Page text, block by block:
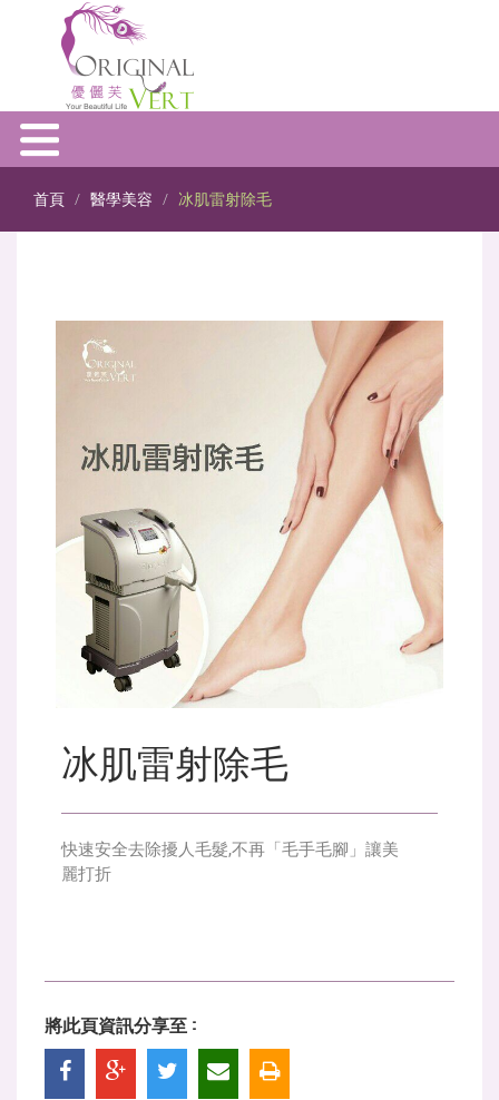
首頁 醫學美容 冰肌雷射除毛
冰肌雷射除毛
快速安全去除擾人毛髮,不再「毛手毛腳」讓美
麗打折
將此頁資訊分享至 :